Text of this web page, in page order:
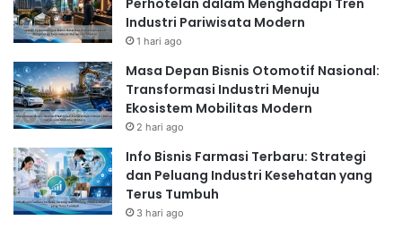
Industri Pariwisata Modern
1 hari ago
Masa Depan Bisnis Otomotif Nasional:
Transformasi Industri Menuju
Ekosistem Mobilitas Modern
2 hari ago
Info Bisnis Farmasi Terbaru: Strategi
dan Peluang Industri Kesehatan yang
Terus Tumbuh
3 hari ago